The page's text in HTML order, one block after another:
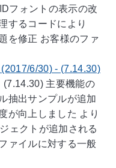
フォントの表示の改
するコードにより
を修正 お客様のファ
6/30) - (7.14.30)
(7.14.30) 主要機能の
抽出サンプルが追加
が向上しました より
ェクトが追加される
ァイルに対する一般